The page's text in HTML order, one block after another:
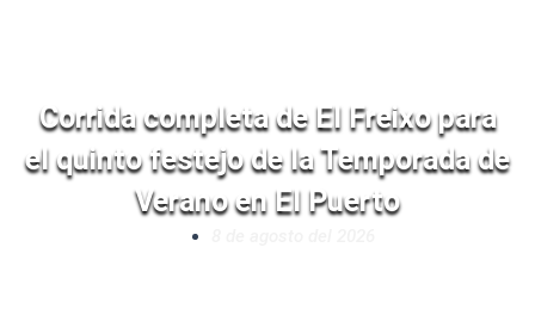
Corrida completa de El Freixo para
el quinto festejo de la Temporada de
Verano en El Puerto